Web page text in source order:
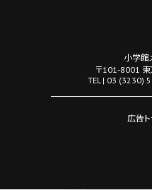
小学館
〒101-8001
TEL | 03 (3230)
広告